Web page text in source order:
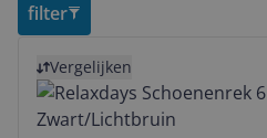
filter
Vergelijken